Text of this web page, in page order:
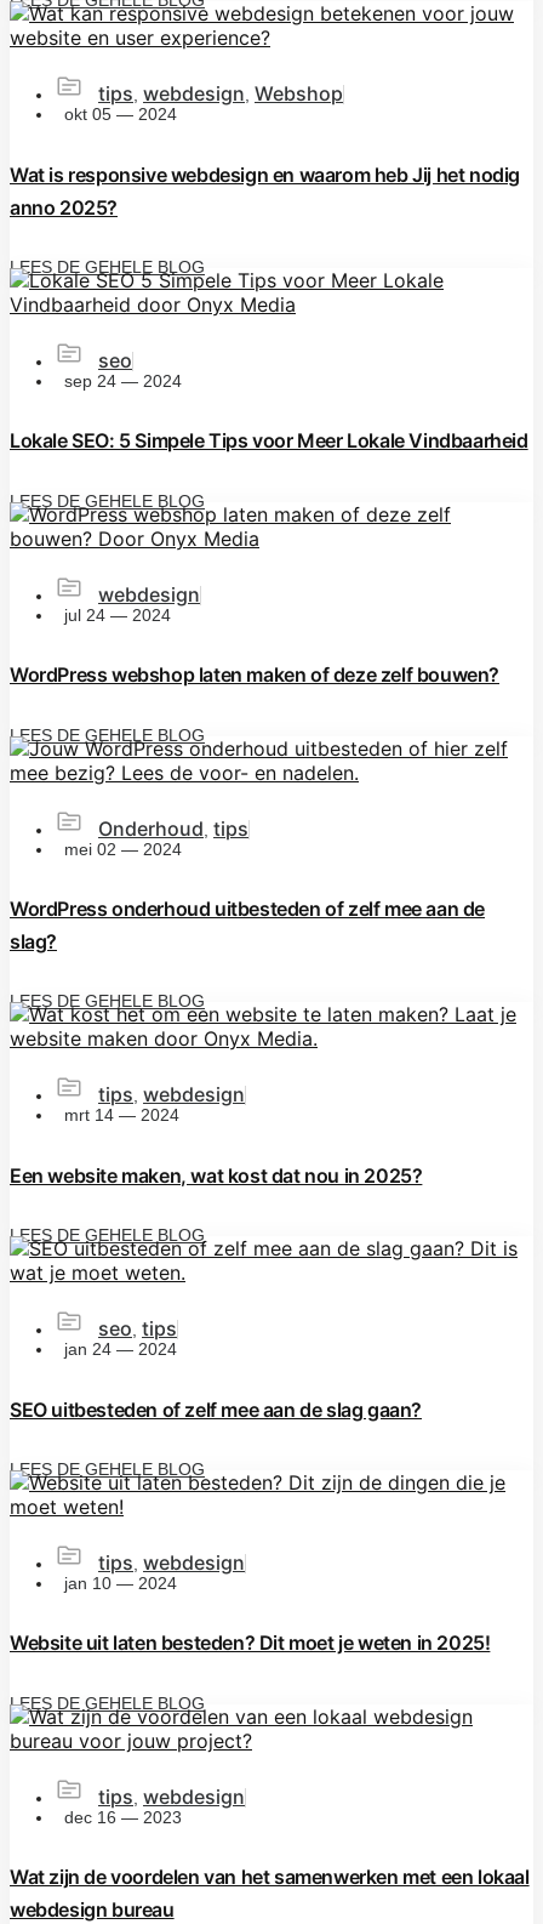
tips, webdesign, Webshop
okt 05 — 2024
Wat is responsive webdesign en waarom heb Jij het nodig
anno 2025?
LEES DE GEHELE BLOG
seo
sep 24 — 2024
Lokale SEO: 5 Simpele Tips voor Meer Lokale Vindbaarheid
LEES DE GEHELE BLOG
webdesign
jul 24 — 2024
WordPress webshop laten maken of deze zelf bouwen?
LEES DE GEHELE BLOG
Onderhoud tips
mei 02 — 2024
WordPress onderhoud uitbesteden of zelf mee aan de
slag?
LEES DE GEHELE BLOG
tips, webdesign
mrt 14 — 2024
Een website maken, wat kost dat nou in 2025?
LEES DE GEHELE BLOG
seo tips
jan 24 — 2024
SEO uitbesteden of zelf mee aan de slag gaan?
LEES DE GEHELE BLOG
tips webdesign
jan 10 — 2024
Website uit laten besteden? Dit moet je weten in 2025!
LEES DE GEHELE BLOG
tips webdesign
dec 16 — 2023
Wat zijn de voordelen van het samenwerken met een lokaal
webdesign bureau